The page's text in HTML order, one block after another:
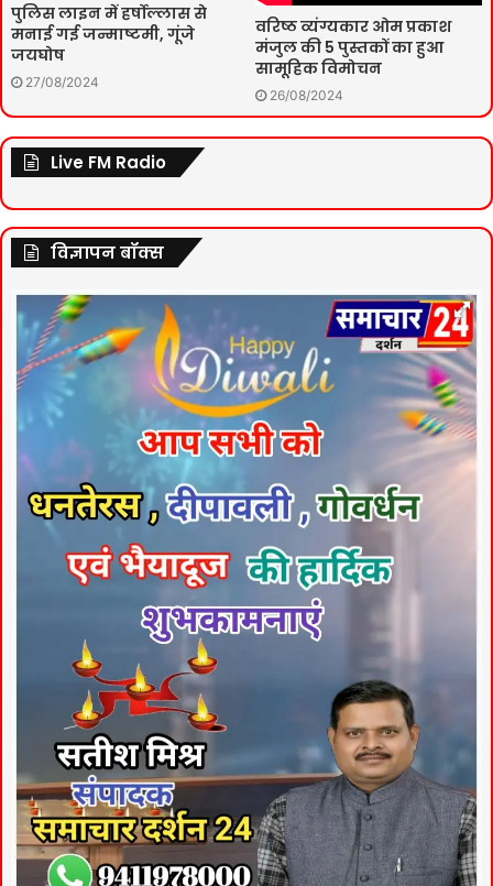
पुलिस लाइन में हर्षोल्लास से
मनाई गई जन्माष्टमी, गूंजे
जयघोष
27/08/2024
वरिष्ठ व्यंग्यकार ओम प्रकाश
मंजुल की 5 पुस्तकों का हुआ
सामूहिक विमोचन
26/08/2024
Live FM Radio
विज्ञापन बॉक्स